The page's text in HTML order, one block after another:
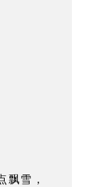
飘雪，